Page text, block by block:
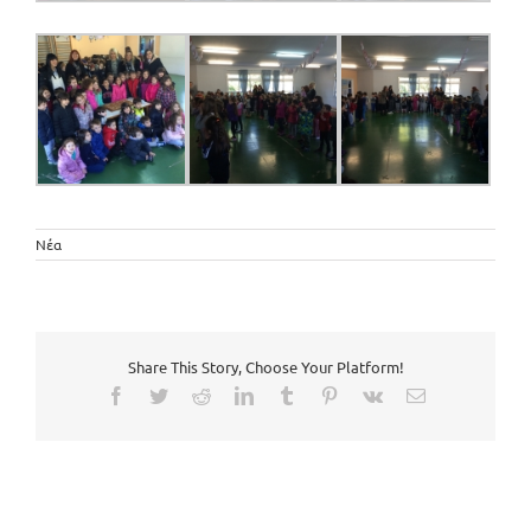
Νέα
Share This Story, Choose Your Platform!
Facebook
TwitterRedditLinkedInTumblr Pinterest
Vk Email